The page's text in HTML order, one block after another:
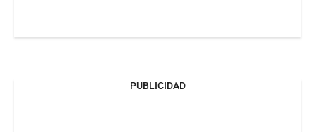
PUBLICIDAD